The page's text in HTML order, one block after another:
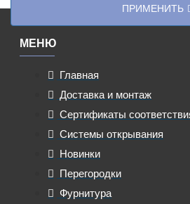
ПРИМЕНИТЬ
МЕНЮ
Главная
Доставка и монтаж
Сертификаты
Системы открывания
Новинки
Перегородки
Фурнитура